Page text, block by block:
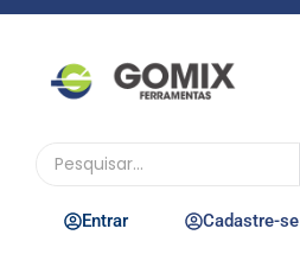
Entrar Cadastre-se